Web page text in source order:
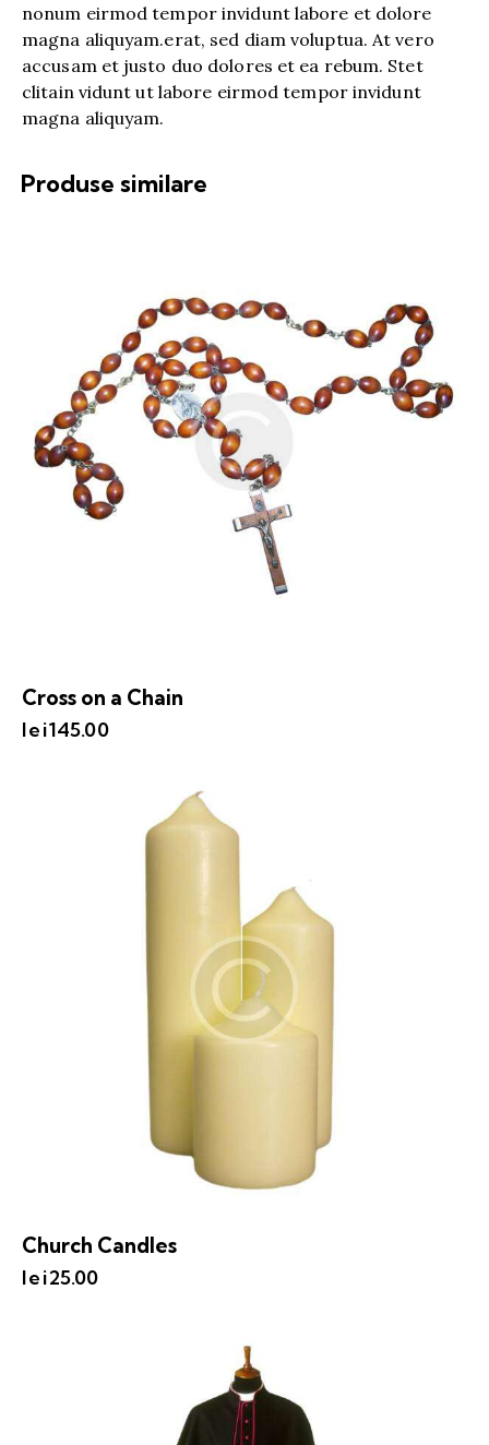
nonum eirmod tempor invidunt labore et dolore
magna aliquyam.erat, sed diam voluptua. At vero
accusam et justo duo dolores et ea rebum. Stet
clitain vidunt ut labore eirmod tempor invidunt
magna aliquyam.
Produse similare
Cross on a Chain
lei145.00
Church Candles
lei25.00